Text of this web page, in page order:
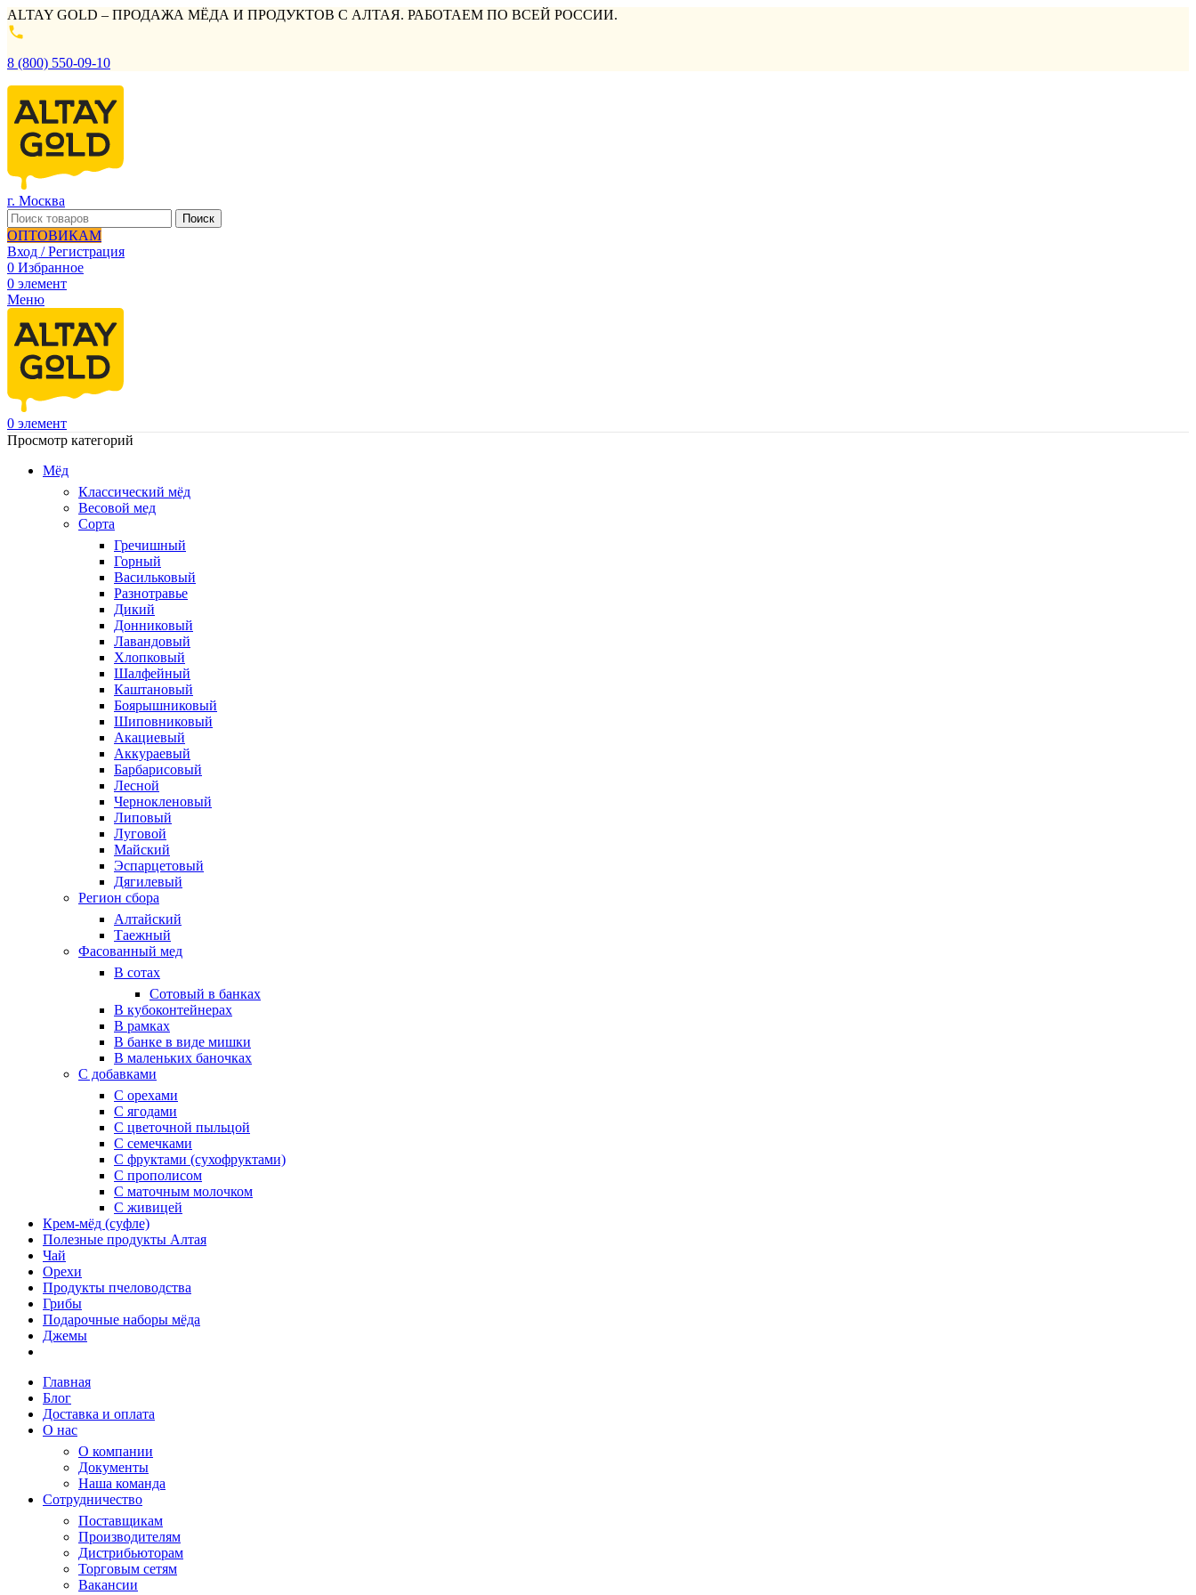
ALTAY GOLD – ПРОДАЖА МЁДА И ПРОДУКТОВ С АЛТАЯ. РАБОТАЕМ ПО ВСЕЙ РОССИИ.
8 (800) 550-09-10
г. Москва
Поиск
ОПТОВИКАМ
Вход / Регистрация
0 Избранное
0 элемент
Меню
0 элемент
Просмотр категорий
Мёд
Классический мёд
Весовой мед
Сорта
Гречишный
Горный
Васильковый
Разнотравье
Дикий
Донниковый
Лавандовый
Хлопковый
Шалфейный
Каштановый
Боярышниковый
Шиповниковый
Акациевый
Аккураевый
Барбарисовый
Лесной
Чернокленовый
Липовый
Луговой
Майский
Эспарцетовый
Дягилевый
Регион сбора
Алтайский
Таежный
Фасованный мед
В сотах
Сотовый в банках
В кубоконтейнерах
В рамках
В банке в виде мишки
В маленьких баночках
С добавками
С орехами
С ягодами
С цветочной пыльцой
С семечками
С фруктами (сухофруктами)
С прополисом
С маточным молочком
С живицей
Крем-мёд (суфле)
Полезные продукты Алтая
Чай
Орехи
Продукты пчеловодства
Грибы
Подарочные наборы мёда
Джемы
Главная
Блог
Доставка и оплата
О нас
О компании
Документы
Наша команда
Сотрудничество
Поставщикам
Производителям
Дистрибьюторам
Торговым сетям
Вакансии